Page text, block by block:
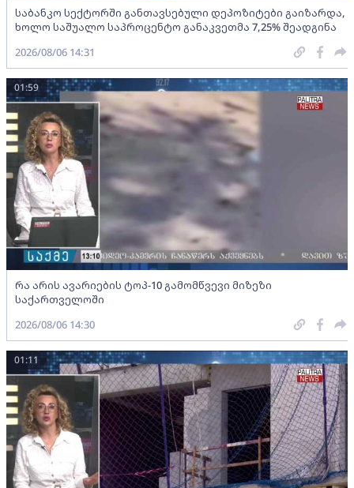
საბანკო სექტორში განთავსებული დეპოზიტები გაიზარდა,
ხოლო საშუალო საპროცენტო განაკვეთმა 7,25% შეადგინა
2026/08/06 14:31
რა არის ავარიების ტოპ-10 გამომწვევი მიზეზი
საქართველოში
01:59
2026/08/06 14:30
01:11